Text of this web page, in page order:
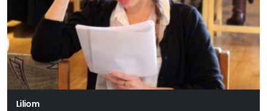
Liliom